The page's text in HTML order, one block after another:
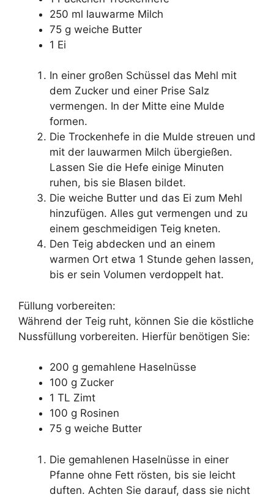
250 ml lauwarme Milch
75 g weiche Butter
1 Ei
In einer großen Schüssel das Mehl mit
dem Zucker und einer Prise Salz
vermengen. In der Mitte eine Mulde
formen.
Die Trockenhefe in die Mulde streuen und
mit der lauwarmen Milch übergießen.
Lassen Sie die Hefe einige Minuten
ruhen, bis sie Blasen bildet.
Die weiche Butter und das Ei zum Mehl
hinzufügen. Alles gut vermengen und zu
einem geschmeidigen Teig kneten.
Den Teig abdecken und an einem
warmen Ort etwa 1 Stunde gehen lassen,
bis er sein Volumen verdoppelt hat.
Füllung vorbereiten:
Während der Teig ruht, können Sie die köstliche
Nussfüllung vorbereiten. Hierfür benötigen Sie:
200 g gemahlene Haselnüsse
100 g Zucker
1 TL Zimt
100 g Rosinen
75 g weiche Butter
Die gemahlenen Haselnüsse in einer
Pfanne ohne Fett rösten, bis sie leicht
duften. Achten Sie darauf, dass sie nicht